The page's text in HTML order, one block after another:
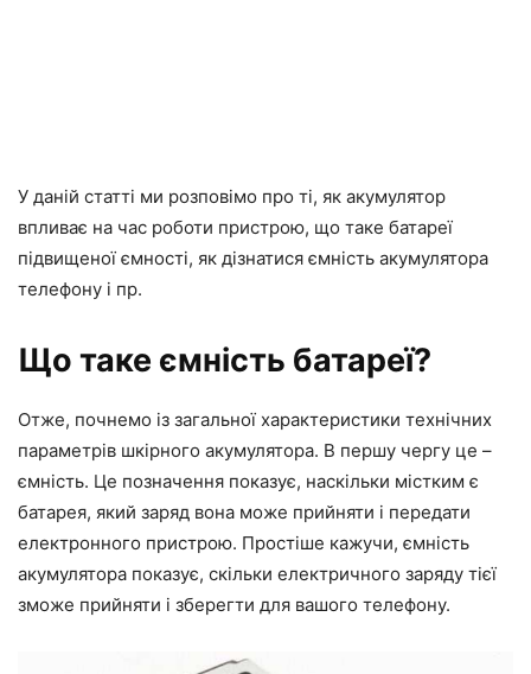
У даній статті ми розповімо про ті, як акумулятор
впливає на час роботи пристрою, що таке батареї
підвищеної ємності, як дізнатися ємність акумулятора
телефону і пр.
Що таке ємність батареї?
Отже, почнемо із загальної характеристики технічних
параметрів шкірного акумулятора. В першу чергу це –
ємність. Це позначення показує, наскільки містким є
батарея, який заряд вона може прийняти і передати
електронного пристрою. Простіше кажучи, ємність
акумулятора показує, скільки електричного заряду тієї
зможе прийняти і зберегти для вашого телефону.